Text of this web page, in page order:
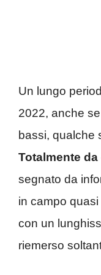
Un lungo
2022, anche
bassi, qualche
Totalmente
segnato da
in campo
con un
riemerso